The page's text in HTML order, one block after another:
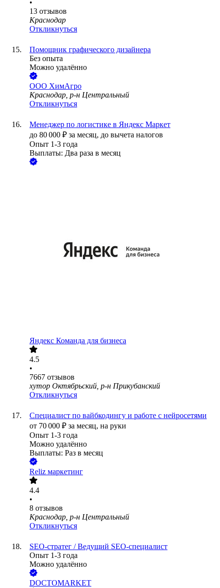
•
13 отзывов
Краснодар
Откликнуться
Помощник графического дизайнера
Без опыта
Можно удалённо
ООО ХимАгро
Краснодар, р-н Центральный
Откликнуться
Менеджер по логистике в Яндекс Маркет
до 80 000 ₽ за месяц, до вычета налогов
Опыт 1-3 года
Выплаты: Два раза в месяц
Яндекс Команда для бизнеса
4.5
•
7667 отзывов
хутор Октябрьский, р-н Прикубанский
Откликнуться
Специалист по вайбкодингу и работе с нейросетями
от 70 000 ₽ за месяц, на руки
Опыт 1-3 года
Можно удалённо
Выплаты: Раз в месяц
Reliz маркетинг
4.4
•
8 отзывов
Краснодар, р-н Центральный
Откликнуться
SEO-стратег / Ведущий SEO-специалист
Опыт 1-3 года
Можно удалённо
DOCTOMARKET